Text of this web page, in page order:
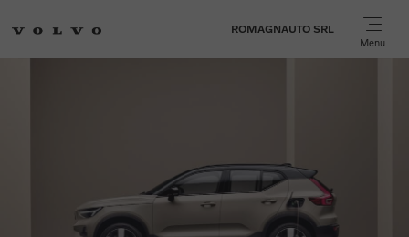
ROMAGNAUTO SRL
Menu